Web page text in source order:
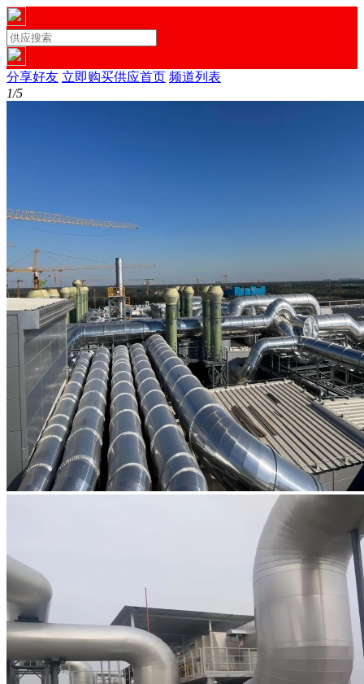
分享好友 立即购买供应首页 频道列表
1/5